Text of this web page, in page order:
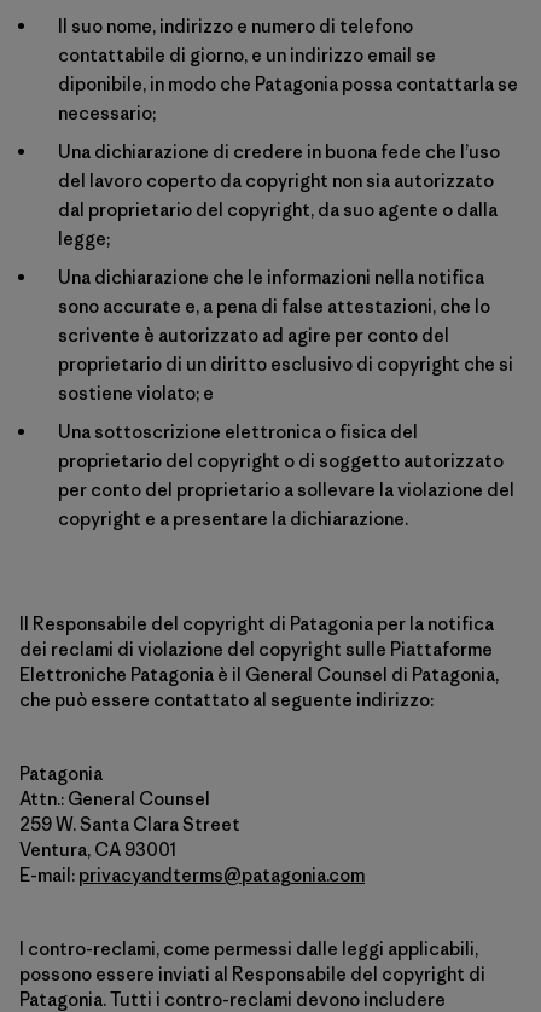
Il suo nome, indirizzo e numero di telefono
contattabile di giorno, e un indirizzo email se
diponibile, in modo che Patagonia possa contattarla se
necessario;
Una dichiarazione di credere in buona fede che l’uso
del lavoro coperto da copyright non sia autorizzato
dal proprietario del copyright, da suo agente o dalla
legge;
Una dichiarazione che le informazioni nella notifica
sono accurate e, a pena di false attestazioni, che lo
scrivente è autorizzato ad agire per conto del
proprietario di un diritto esclusivo di copyright che si
sostiene violato; e
Una sottoscrizione elettronica o fisica del
proprietario del copyright o di soggetto autorizzato
per conto del proprietario a sollevare la violazione del
copyright e a presentare la dichiarazione.
Il Responsabile del copyright di Patagonia per la notifica
dei reclami di violazione del copyright sulle Piattaforme
Elettroniche Patagonia è il General Counsel di Patagonia,
che può essere contattato al seguente indirizzo:
Patagonia
Attn.: General Counsel
259 W. Santa Clara Street
Ventura, CA 93001
E-mail: privacyandterms@patagonia.com
I contro-reclami, come permessi dalle leggi applicabili,
possono essere inviati al Responsabile del copyright di
Patagonia. Tutti i contro-reclami devono includere